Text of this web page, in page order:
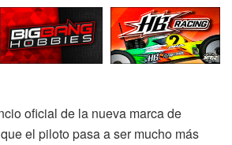
oficial de la nueva marca de
el piloto pasa a ser mucho más